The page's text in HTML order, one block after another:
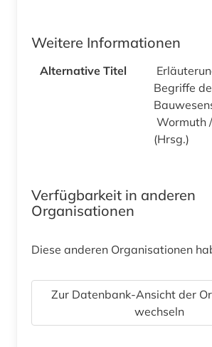
Weitere Informationen
Alternative Titel
Begriffe
Wormuth
(Hrsg.)
Verfügbarkeit in anderen
Organisationen
Diese anderen Organisationen
Zur Datenbank-Ansicht der
wechseln